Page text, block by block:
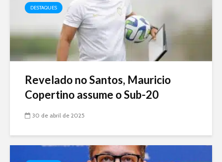
DESTAQUES
Revelado no Santos, Mauricio
Copertino assume o Sub-20
30 de abril de 2025